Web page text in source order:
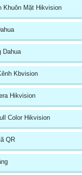
Khuôn Mặt Hikvision
Dahua
Kbvision
Hikvision
Color Hikvision
QR